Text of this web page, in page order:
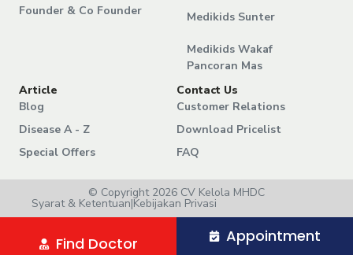
Founder & Co Founder
Medikids Sunter
Medikids Wakaf
Pancoran Mas
Article
Blog
Disease A - Z
Special Offers
Contact Us
Customer Relations
Download Pricelist
FAQ
© Copyright 2026 CV Kelola MHDC
Syarat & Ketentuan|Kebijakan Privasi
Find Doctor Appointment